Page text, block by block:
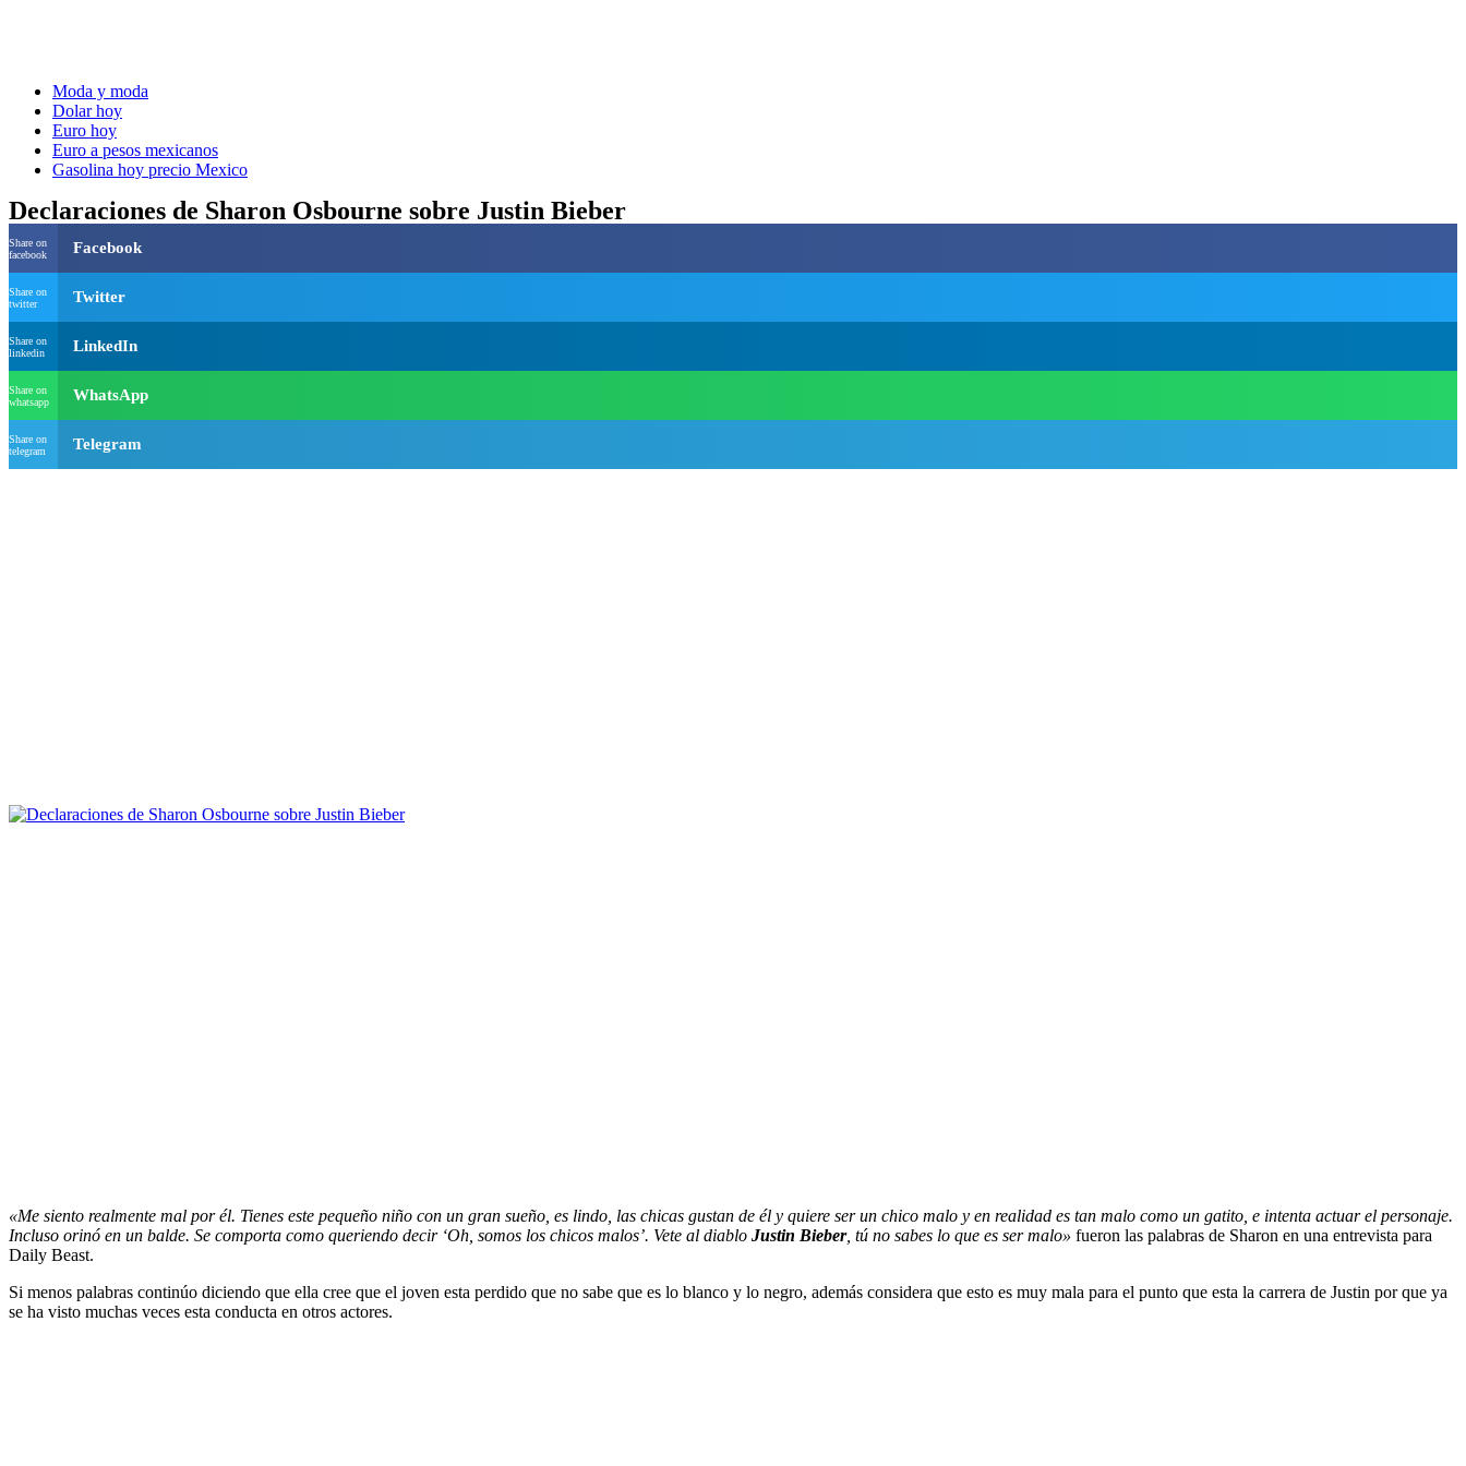
Moda y moda
Dolar hoy
Euro hoy
Euro a pesos mexicanos
Gasolina hoy precio Mexico
Declaraciones de Sharon Osbourne sobre Justin Bieber
Share on
facebook
Facebook
Share on
twitter
Twitter
Share on
linkedin
LinkedIn
Share on
whatsapp
WhatsApp
Share on
telegram
Telegram
«Me siento realmente mal por él. Tienes este pequeño niño con un gran sueño, es lindo, las chicas gustan de él y quiere ser un chico malo y en realidad es tan malo como un gatito, e intenta actuar el personaje.
Incluso orinó en un balde. Se comporta como queriendo decir ‘Oh, somos los chicos malos’. Vete al diablo Justin Bieber, tú no sabes lo que es ser malo» fueron las palabras de Sharon en una entrevista para
Daily Beast.
Si menos palabras continúo diciendo que ella cree que el joven esta perdido que no sabe que es lo blanco y lo negro, además considera que esto es muy mala para el punto que esta la carrera de Justin por que ya
se ha visto muchas veces esta conducta en otros actores.